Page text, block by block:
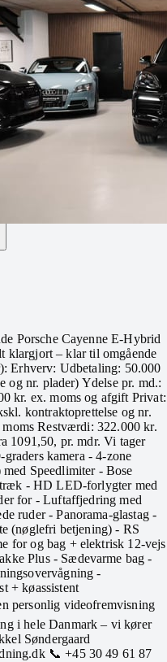
Porsche Cayenne E-Hybrid
klargjort – klar til omgående
Erhverv: Udbetaling: 50.000
og nr. plader) Ydelse pr. md.:
kr. ex. moms og afgift Privat:
kontraktoprettelse og nr.
Restværdi: 322.000 kr.
1091,50, pr. mdr. Vi tager
kamera - 4-zone
Speedlimiter - Bose
- HD LED-forlygter med
for - Luftaffjedring med
ruder - Panorama-glastag -
(nøglefri betjening) - RS
for og bag + elektrisk 12-vejs
Plus - Sædevarme bag -
-
+ køassistent
personlig videofremvisning
i hele Danmark – vi kører
Søndergaard
📞 +45 30 49 61 87